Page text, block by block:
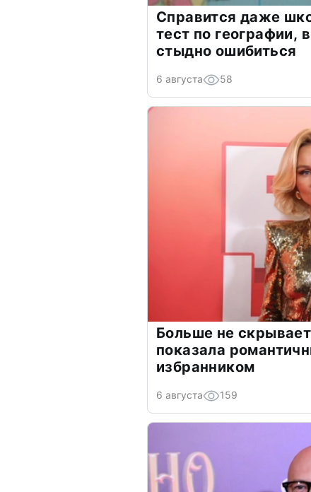
Справится даже
тест по географии,
стыдно ошибиться
6 августа 58
Больше не
показала
избранником
6 августа 159